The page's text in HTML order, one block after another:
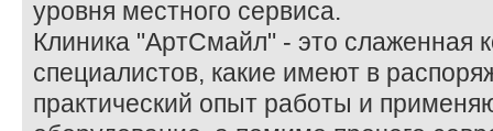
уровня местного сервиса.
Клиника "АртСмайл" - это слаженная
специалистов, какие имеют в
практический опыт работы и